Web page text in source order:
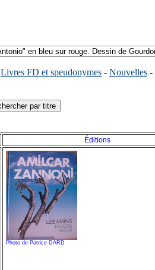
Livres FD et speudonymes - Nouvelles -
Éditions
Photo de Patrice DARD